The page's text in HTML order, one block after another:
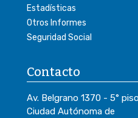
Estadísticas
Otros Informes
Seguridad Social
Contacto
Av. Belgrano 1370 - 5°
Ciudad Autónoma de